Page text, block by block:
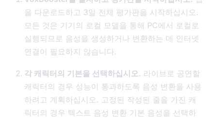
을 다운로드하고 3일 전체 평가판을 시작하십시오.
모든 것은 기기의 로컬 모델을 통해 PC에서 로컬로
실행되므로 음성을 생성하거나 변환하는 데 인터넷
연결이 필요하지 않습니다.
각 캐릭터의 기본을 선택하십시오. 라이브로 공연할
캐릭터의 경우 성능이 통과하도록 음성 변환을 사용
하려고 계획하십시오. 고정된 작성된 줄을 가진 캐
릭터의 경우 텍스트 음성 변환 기본 음성을 선택하